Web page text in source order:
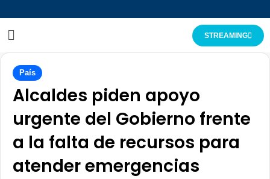
STREAMING
País
Alcaldes piden apoyo
urgente del Gobierno frente
a la falta de recursos para
atender emergencias